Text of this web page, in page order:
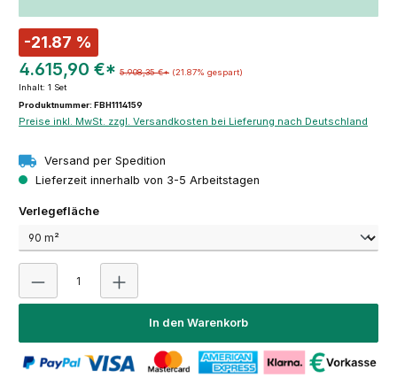
-21.87 %
4.615,90 €* 5.908,35 €* (21.87% gespart)
Inhalt: 1 Set
Produktnummer: FBH1114159
Preise inkl. MwSt. zzgl. Versandkosten bei Lieferung nach Deutschland
Versand per Spedition
Lieferzeit innerhalb von 3-5 Arbeitstagen
Verlegeflächeauswählen
In den Warenkorb